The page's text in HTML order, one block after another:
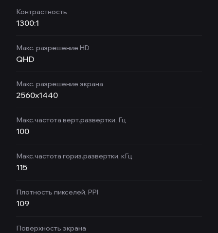
Контрастность
1300:1
Макс. разрешение HD
QHD
Макс. разрешение экрана
2560x1440
Макс.частота верт.развертки, Гц
100
Макс.частота гориз.развертки, кГц
115
Плотность пикселей, PPI
109
Поверхность экрана